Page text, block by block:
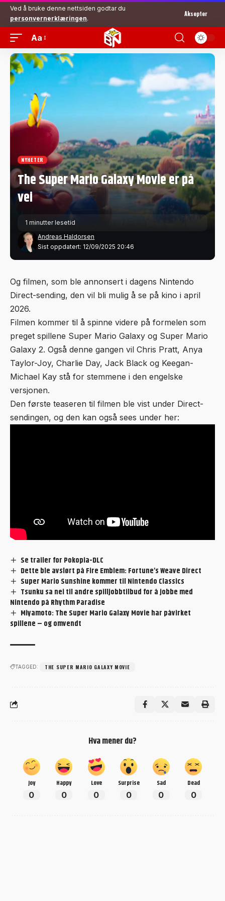
Ved å bruke denne nettsiden godtar du
personvernerklæringen.
Aksepter
Aa
NYHETER
The Super Mario Galaxy Movie er på
vei
Sist oppdatert: 12/09/2025 20:46
Andreas Haldorsen
1 minutter lesetid
Og filmen, som ble annonsert i dagens Nintendo
Direct-sending, den vil bli mulig å se på kino i april
2026.
Filmen kommer til å spinne videre på formelen som
preget spillene Super Mario Galaxy og Super Mario
Galaxy 2. Også denne gangen vil Chris Pratt, Anya
Taylor-Joy, Charlie Day, Jack Black og Keegan-
Michael Kay stå for stemmene i den engelske
versjonen.
Den første teaseren til filmen ble vist under Direct-
sendingen, og den kan også sees under her:
Se trailer for Pokopia-DLC
Dette ble avslørt på Fire Emblem: Fortune’s Weave Direct
Super Mario Sunshine kommer til Nintendo Classics
Tsunku sa nei til andre spilljobbtilbud for å jobbe med
Nintendo på Rhythm Paradise
Miyamoto: The Super Mario Galaxy Movie har påvirket
spillene – og omvendt
TAGGED: THE SUPER MARIO GALAXY MOVIE
Hva mener du?
Joy
0
Happy
0
Love
0
Surprise
0
Sad
0
Dead
0